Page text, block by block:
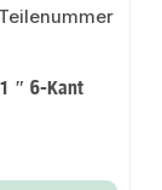
″ 6-Kant